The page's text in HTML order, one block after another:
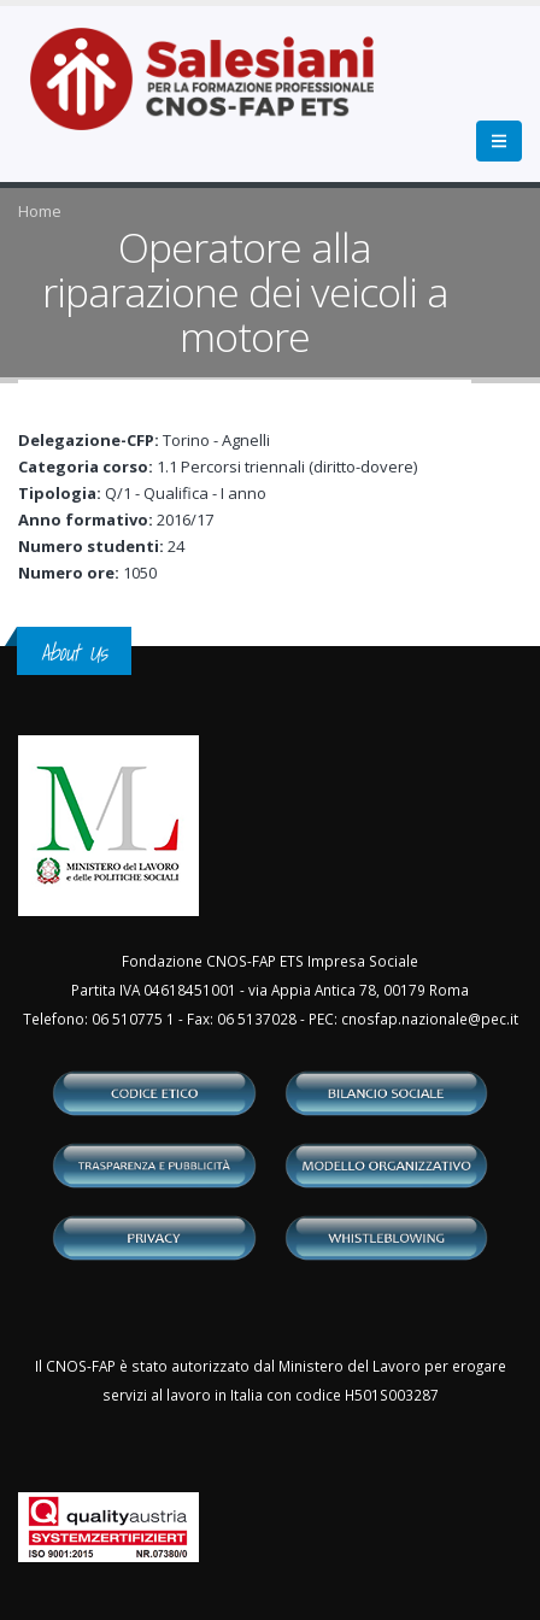
Home
Operatore alla
riparazione dei veicoli a
motore
Delegazione-CFP: Torino - Agnelli
Categoria corso: 1.1 Percorsi triennali (diritto-dovere)
Tipologia: Q/1 - Qualifica - I anno
Anno formativo: 2016/17
Numero studenti: 24
Numero ore: 1050
About Us
Fondazione CNOS-FAP ETS Impresa Sociale
Partita IVA 04618451001 - via Appia Antica 78, 00179 Roma
Telefono: 06 510775 1 - Fax: 06 5137028 - PEC: cnosfap.nazionale@pec.it
Il CNOS-FAP è stato autorizzato dal Ministero del Lavoro per erogare
servizi al lavoro in Italia con codice H501S003287